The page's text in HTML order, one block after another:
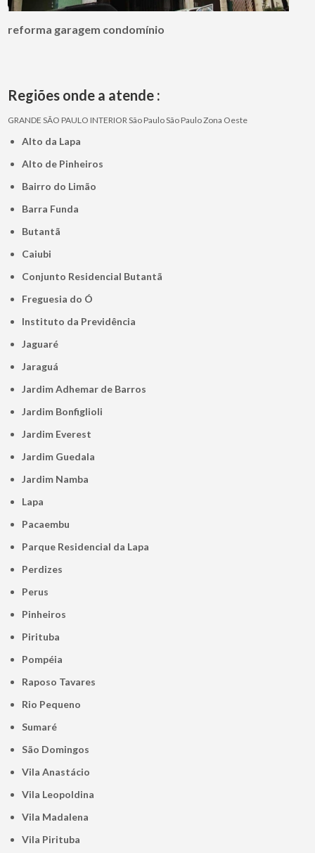
reforma garagem condomínio
Regiões onde a atende :
GRANDE SÃO PAULO INTERIOR São PauloSão PauloZona Oeste
Alto da Lapa
Alto de Pinheiros
Bairro do Limão
Barra Funda
Butantã
Caiubi
Conjunto Residencial Butantã
Freguesia do Ó
Instituto da Previdência
Jaguaré
Jaraguá
Jardim Adhemar de Barros
Jardim Bonfiglioli
Jardim Everest
Jardim Guedala
Jardim Namba
Lapa
Pacaembu
Parque Residencial da Lapa
Perdizes
Perus
Pinheiros
Pirituba
Pompéia
Raposo Tavares
Rio Pequeno
Sumaré
São Domingos
Vila Anastácio
Vila Leopoldina
Vila Madalena
Vila Pirituba